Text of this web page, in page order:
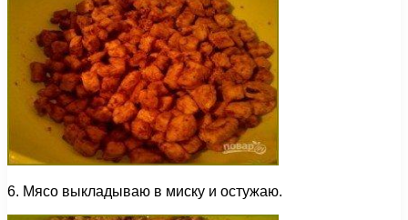
6. Мясо выкладываю в миску и остужаю.